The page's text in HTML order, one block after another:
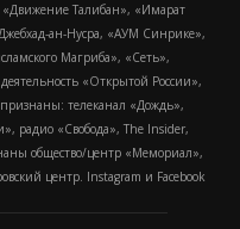
Талибан», «Имарат
ан-Нусра, «АУМ Синрике»,
Магриба», «Сеть»,
«Открытой России»,
телеканал «Дождь»,
радио «Свобода», The Insider,
общество/центр «Мемориал»,
центр. Instagram и Facebook